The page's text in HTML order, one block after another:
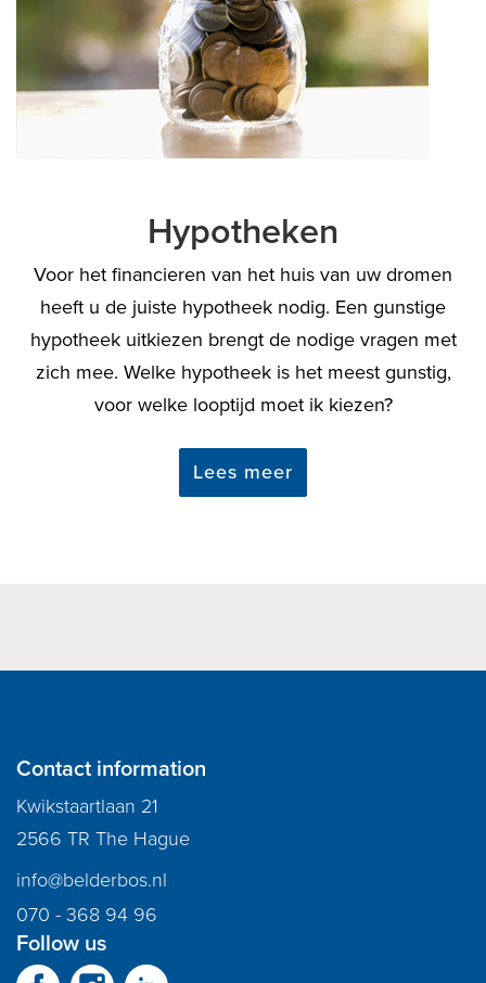
Hypotheken
Voor het financieren van het huis van uw dromen
heeft u de juiste hypotheek nodig. Een gunstige
hypotheek uitkiezen brengt de nodige vragen met
zich mee. Welke hypotheek is het meest gunstig,
voor welke looptijd moet ik kiezen?
Lees meer
Contact information
Kwikstaartlaan 21
2566 TR The Hague
info@belderbos.nl
070 - 368 94 96
Follow us